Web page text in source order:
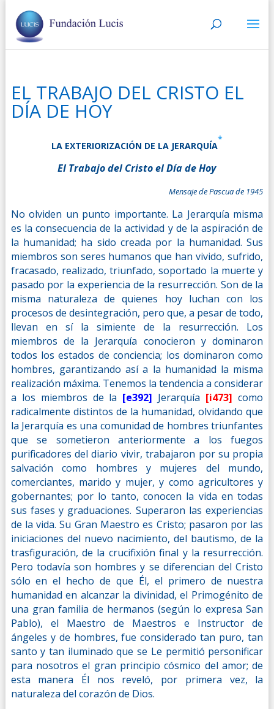
EL TRABAJO DEL CRISTO EL
DÍA DE HOY
LA EXTERIORIZACIÓN DE LA JERARQUÍA
*
El Trabajo del Cristo el Día de Hoy
Mensaje de Pascua de 1945
No olviden un punto importante. La Jerarquía misma
es la consecuencia de la actividad y de la aspiración de
la humanidad; ha sido creada por la humanidad. Sus
miembros son seres humanos que han vivido, sufrido,
fracasado, realizado, triunfado, soportado la muerte y
pasado por la experiencia de la resurrección. Son de la
misma naturaleza de quienes hoy luchan con los
procesos de desintegración, pero que, a pesar de todo,
llevan en sí la simiente de la resurrección. Los
miembros de la Jerarquía conocieron y dominaron
todos los estados de conciencia; los dominaron como
hombres, garantizando así a la humanidad la misma
realización máxima. Tenemos la tendencia a considerar
a los miembros de la [e392] Jerarquía [i473]como
radicalmente distintos de la humanidad, olvidando que
la Jerarquía es una comunidad de hombres triunfantes
que se sometieron anteriormente a los fuegos
purificadores del diario vivir, trabajaron por su propia
salvación como hombres y mujeres del mundo,
comerciantes, marido y mujer, y como agricultores y
gobernantes; por lo tanto, conocen la vida en todas
sus fases y graduaciones. Superaron las experiencias
de la vida. Su Gran Maestro es Cristo; pasaron por las
iniciaciones del nuevo nacimiento, del bautismo, de la
trasfiguración, de la crucifixión final y la resurrección.
Pero todavía son hombres y se diferencian del Cristo
sólo en el hecho de que Él, el primero de nuestra
humanidad en alcanzar la divinidad, el Primogénito de
una gran familia de hermanos (según lo expresa San
Pablo), el Maestro de Maestros e Instructor de
ángeles y de hombres, fue considerado tan puro, tan
santo y tan iluminado que se Le permitió personificar
para nosotros el gran principio cósmico del amor; de
esta manera Él nos reveló, por primera vez, la
naturaleza del corazón de Dios.